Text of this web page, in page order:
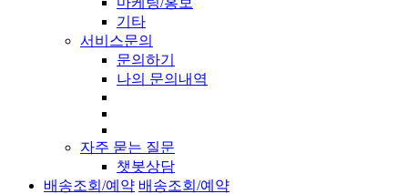
기타
서비스문의
문의하기
나의 문의내역
자주 묻는 질문
챗봇상담
배송조회/예약 배송조회/예약